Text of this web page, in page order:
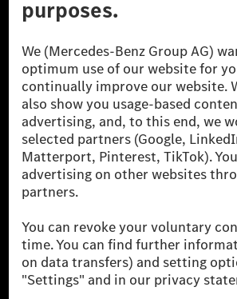
A Mercedes-Benz Group AG (korábbi
Mercedes-Benz AG-val együtt a
luxusautók, valamint
globális szállítói vagyunk. A
AG finanszírozást, lízinget, autó
autókölcsönzést, flottakezelést,
szolgáltatásokat a töltéshez és
biztosításközvetítést, valamint
szolgáltatásokat kínál.